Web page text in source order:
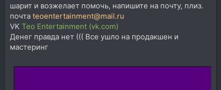
шарит и возжелает помочь, напишите на почту, плиз.
почта teoentertainment@mail.ru
VK Teo Entertainment (vk.com)
Денег правда нет ((( Все ушло на продакшен и
мастеринг